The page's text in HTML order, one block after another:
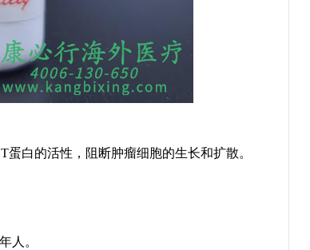
白的活性，阻断肿瘤细胞的生长和扩散。
人。